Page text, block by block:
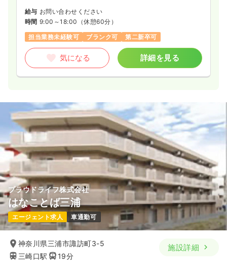
給与 お問い合わせください
時間 9:00～18:00 （休憩60分）
担当業務未経験可
ブランク可 第二新卒可
気になる 詳細を見る
プラウドライフ株式会社
はなことば三浦
エージェント求人 車通勤可
神奈川県三浦市諏訪町3-5
三崎口駅
19分
施設詳細